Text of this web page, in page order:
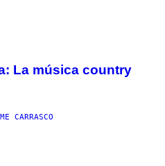
La música country
CARRASCO